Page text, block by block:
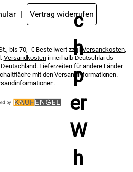
Vertrag widerrufen
bis 70,- € Bestellwert zzgl. Versandkosten,
Versandkosteninnerhalb Deutschlands
Lieferzeiten für andere Länder
mit den Versandinformationen.
.